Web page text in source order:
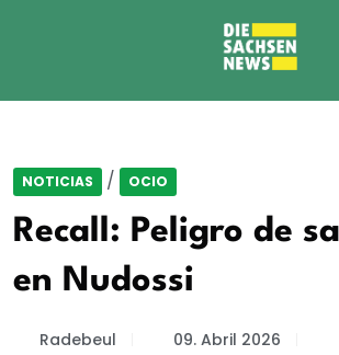
NOTICIAS / OCIO
Recall: Peligro de
en Nudossi
Radebeul 09. Abril 2026